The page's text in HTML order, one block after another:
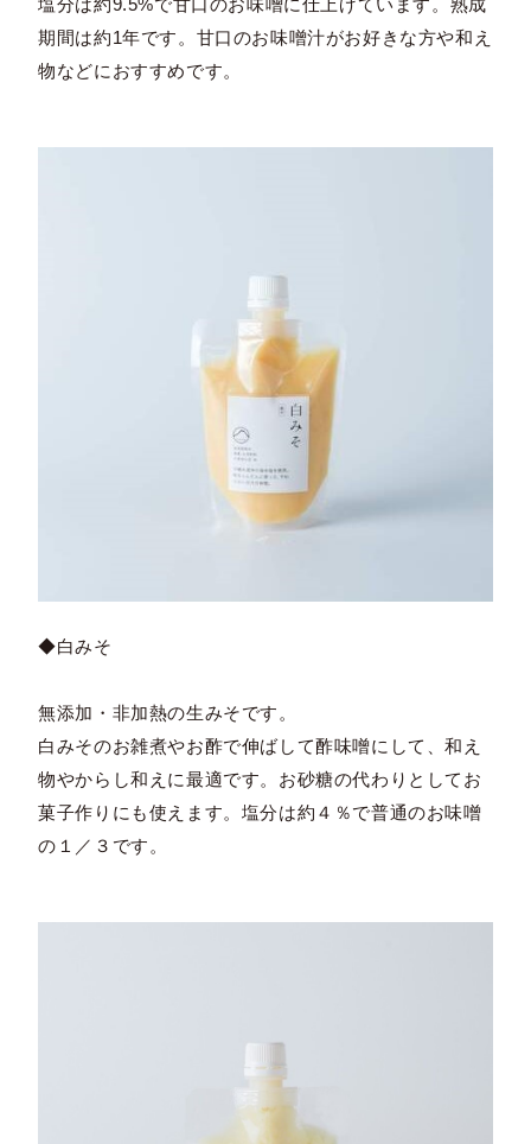
期間は約1年です。甘口のお味噌汁がお好きな方や和え
物などにおすすめです。
◆白みそ
無添加・非加熱の生みそです。
白みそのお雑煮やお酢で伸ばして酢味噌にして、和え
物やからし和えに最適です。お砂糖の代わりとしてお
菓子作りにも使えます。塩分は約４％で普通のお味噌
の１／３です。